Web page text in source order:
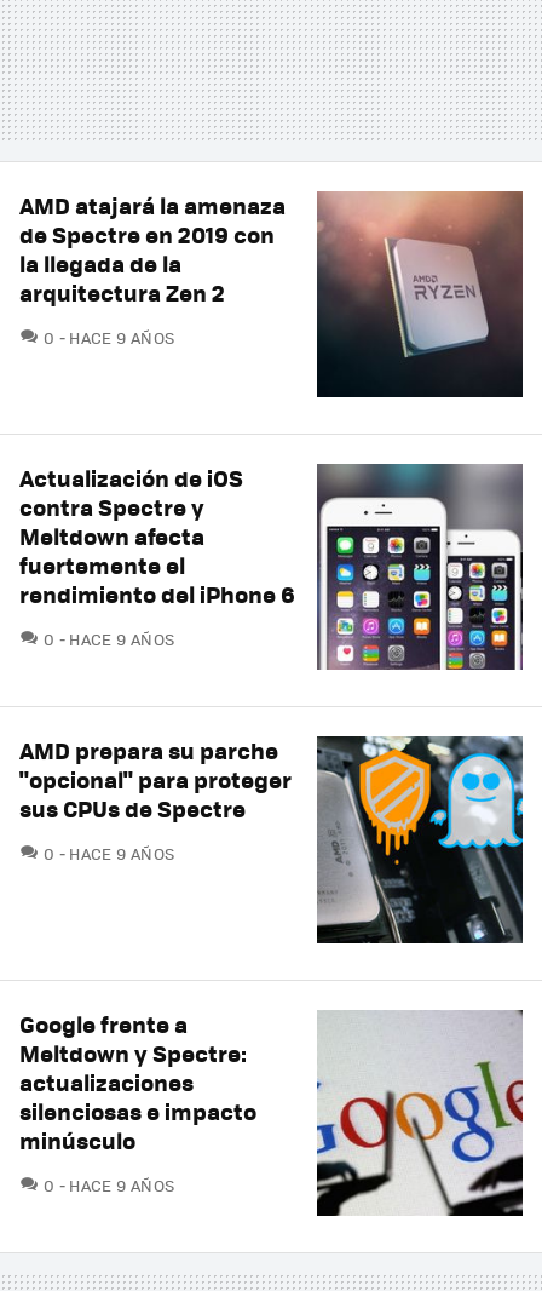
AMD atajará la amenaza
de Spectre en 2019 con
la llegada de la
arquitectura Zen 2
0 COMENTARIOS
HACE 9 AÑOS
Actualización de iOS
contra Spectre y
Meltdown afecta
fuertemente el
rendimiento del iPhone 6
0 COMENTARIOS
HACE 9 AÑOS
AMD prepara su parche
"opcional" para proteger
sus CPUs de Spectre
0 COMENTARIOS
HACE 9 AÑOS
Google frente a
Meltdown y Spectre:
actualizaciones
silenciosas e impacto
minúsculo
0 COMENTARIOS
HACE 9 AÑOS